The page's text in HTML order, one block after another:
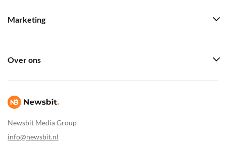
Newsbit Media Group
info@newsbit.nl
Marketing
Over ons